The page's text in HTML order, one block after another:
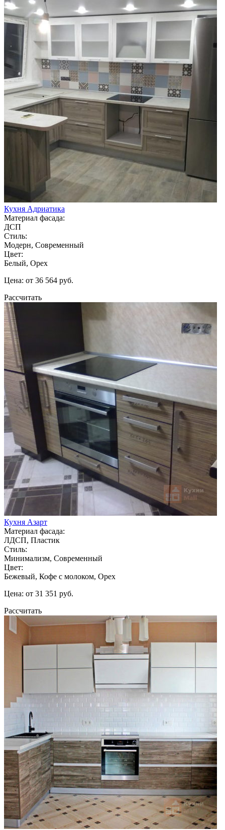
Кухня Адриатика
Материал фасада:
ДСП
Стиль:
Модерн, Современный
Цвет:
Белый, Орех
Цена: от 36 564 руб.
Рассчитать
Кухня Азарт
Материал фасада:
ЛДСП, Пластик
Стиль:
Минимализм, Современный
Цвет:
Бежевый, Кофе с молоком, Орех
Цена: от 31 351 руб.
Рассчитать